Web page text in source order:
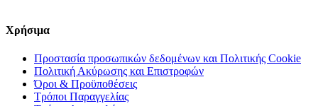
Χρήσιμα
Προστασία προσωπικών δεδομένων και Πολιτικής Cookie
Πολιτική Ακύρωσης και Επιστροφών
Όροι & Προϋποθέσεις
Τρόποι Παραγγελίας